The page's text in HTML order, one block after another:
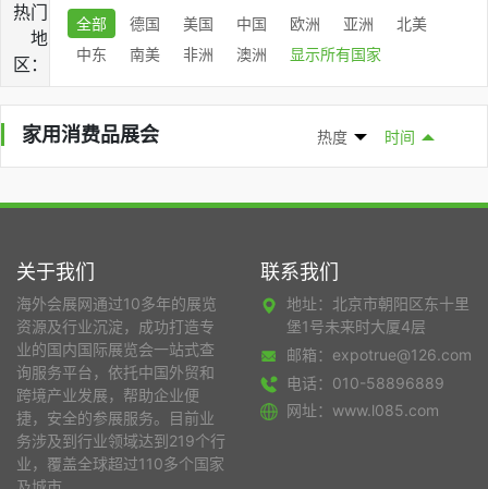
热门
地
区：
全部 德国 美国 中国 欧洲 亚洲
北美
中东
南美 非洲 澳洲 显示所有国家
家用消费品展会 热度 时间
关于我们
海外会展网通过10多年的展览
资源及行业沉淀，成功打造专
业的国内国际展览会一站式查
询服务平台，依托中国外贸和
跨境产业发展，帮助企业便
捷，安全的参展服务。目前业
务涉及到行业领域达到219个行
业，覆盖全球超过110多个国家
联系我们
地址：北京市朝阳区东十里
堡1号未来时大厦4层
邮箱：expotrue@126.com
电话：010-58896889
网址：www.l085.com